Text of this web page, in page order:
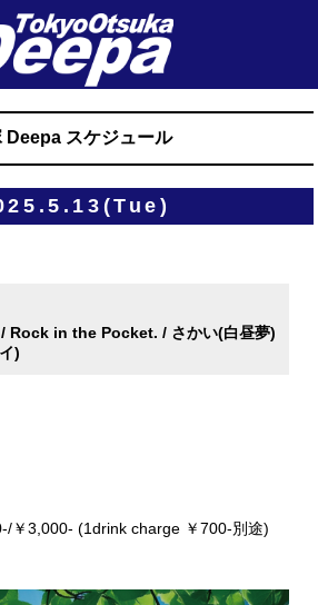
Deepa スケジュール
Rock in the Pocket. / さかい(白昼夢)
)
￥3,000- (1drink charge ￥700-別途)